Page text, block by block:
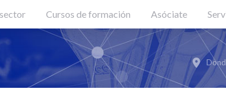
Cursos de formación Asóciate